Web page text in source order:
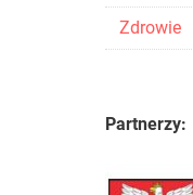
Zdrowie
Partnerzy: